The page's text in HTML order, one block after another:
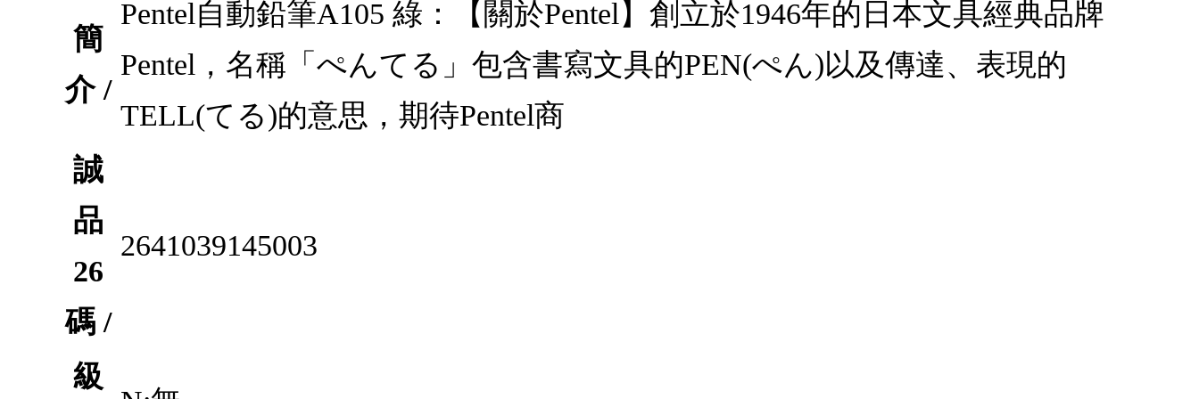
簡
介 /
Pentel自動鉛筆A105 綠：【關於Pentel】創立於1946年的日本文具經典品牌
Pentel，名稱「ぺんてる」包含書寫文具的PEN(ぺん)以及傳達、表現的
TELL(てる)的意思，期待Pentel商
誠
品
26
碼 /
2641039145003
級